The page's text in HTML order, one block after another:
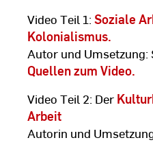
Video Teil 1: Soziale
Kolonialismus.
Autor und Umsetzung:
Quellen zum Video.
Video Teil 2: Der
Arbeit
Autorin und